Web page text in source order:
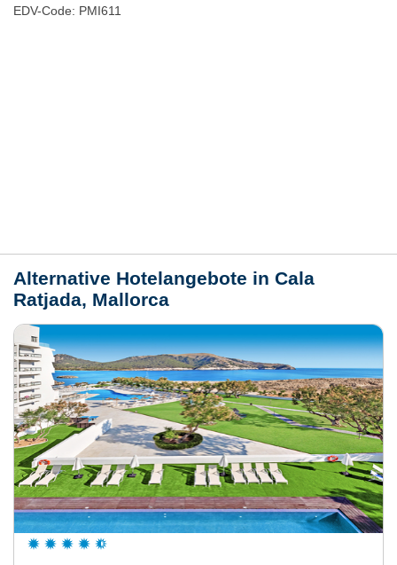
EDV-Code: PMI611
Alternative Hotelangebote in Cala
Ratjada, Mallorca